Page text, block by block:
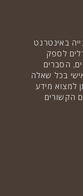
באינטרנט
לספק
הסברים
בכל שאלה
למצוא מידע
הקשורים